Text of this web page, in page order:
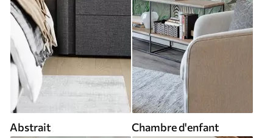
Abstrait Chambre d'enfant